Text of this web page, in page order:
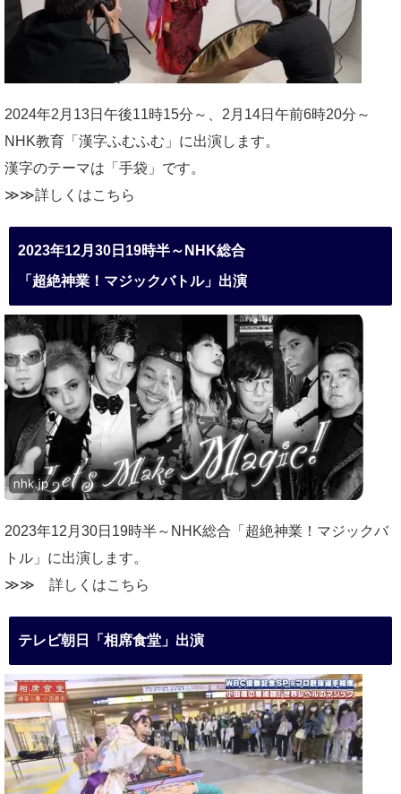
2024年2月13日午後11時15分～、2月14日午前6時20分～
NHK教育「漢字ふむふむ」に出演します。
漢字のテーマは「手袋」です。
≫≫詳しくはこちら
2023年12月30日19時半～NHK総合
「超絶神業！マジックバトル」出演
2023年12月30日19時半～NHK総合「超絶神業！マジックバ
トル」に出演します。
≫≫ 詳しくはこちら
テレビ朝日「相席食堂」出演